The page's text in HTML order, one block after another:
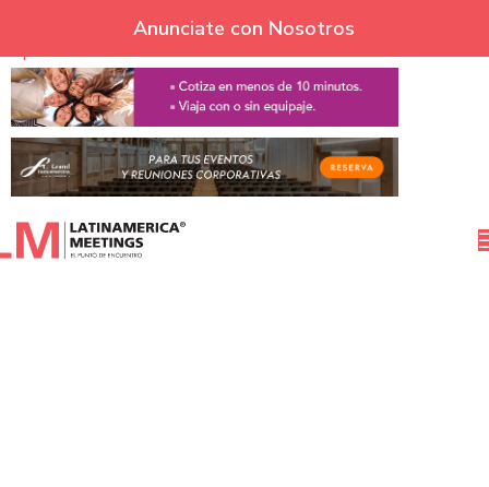
Skip to navigation
Skip to main content
Anunciate con Nosotros